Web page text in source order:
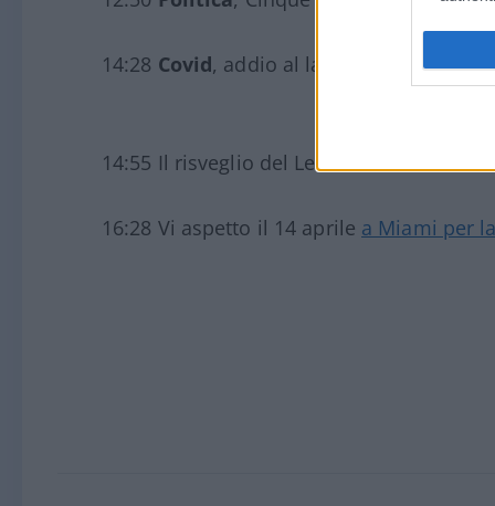
14:28 Covid, addio al lasciapassare
14:55 Il risveglio del Leone: su Generali
16:28 Vi aspetto il 14 aprile a Miami per